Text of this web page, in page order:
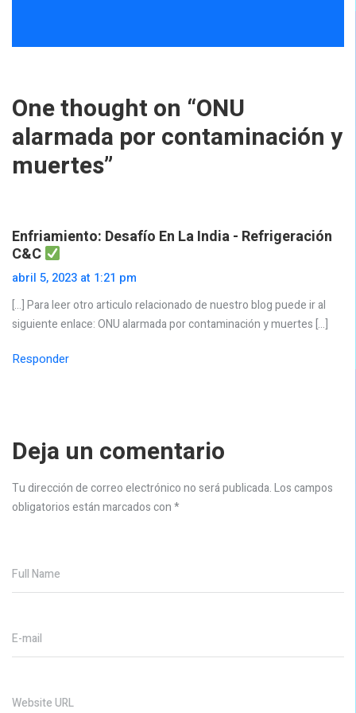
One thought on “ONU
alarmada por contaminación y
muertes”
Enfriamiento: Desafío En La India - Refrigeración
C&C
abril 5, 2023 at 1:21 pm
[…] Para leer otro articulo relacionado de nuestro blog puede ir al
siguiente enlace: ONU alarmada por contaminación y muertes […]
Responder
Deja un comentario
Tu dirección de correo electrónico no será publicada.Los campos
obligatorios están marcados con*
Full Name
E-mail
Website URL